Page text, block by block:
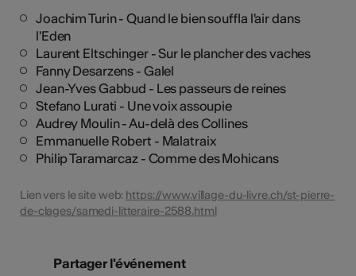
Joachim Turin - Quand le bien souffla l'air dans
l'Eden
Laurent Eltschinger - Sur le plancher des vaches
Fanny Desarzens - Galel
Jean-Yves Gabbud - Les passeurs de reines
Stefano Lurati - Une voix assoupie
Audrey Moulin - Au-delà des Collines
Emmanuelle Robert - Malatraix
Philip Taramarcaz - Comme des Mohicans
Lien vers le site web: https://www.village-du-livre.ch/st-pierre-
de-clages/samedi-litteraire-2588.html
Partager l'événement